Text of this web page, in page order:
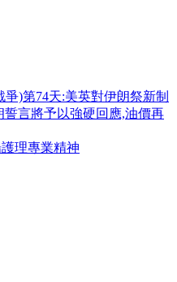
)第74天:美英對伊朗祭新制
言將予以強硬回應,油價再
理專業精神